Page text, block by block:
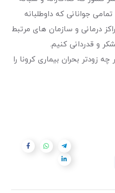
جوانانی که داوطلبانه
درمانی و سازمان های مرتبط
و قدردانی کنیم.
زودتر بحران بیماری کرونا را